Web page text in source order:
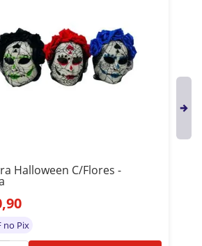
Halloween C/Flores -
,90
no Pix